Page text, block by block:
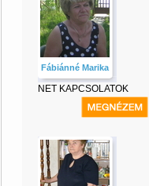
Fábiánné Marika
NET KAPCSOLATOK